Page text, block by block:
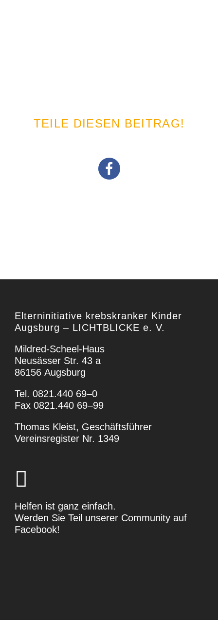
TEILE DIESEN BEITRAG!
Eltern­in­itiative krebs­kranker Kinder
Augsburg – LICHTBLICKE e. V.
Mildred-Scheel-Haus
Neusässer Str. 43 a
86156 Augsburg
Tel. 0821.440 69–0
Fax 0821.440 69–99
Thomas Kleist, Geschäftsführer
Vereins­re­gister Nr. 1349
Helfen ist ganz einfach.
Werden Sie Teil unserer Community auf
Facebook!